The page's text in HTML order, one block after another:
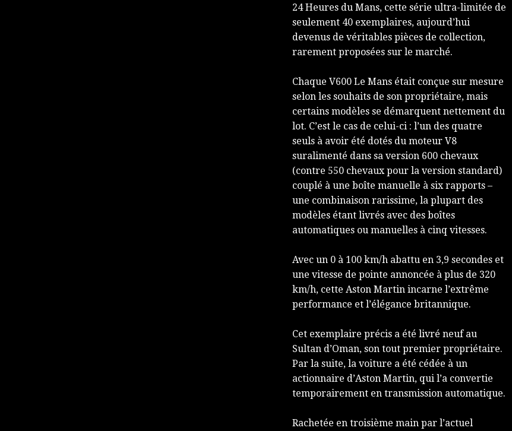
24 Heures du Mans, cette série ultra-limitée de
seulement 40 exemplaires, aujourd’hui
devenus de véritables pièces de collection,
rarement proposées sur le marché.
Chaque V600 Le Mans était conçue sur mesure
selon les souhaits de son propriétaire, mais
certains modèles se démarquent nettement du
lot. C’est le cas de celui-ci : l’un des quatre
seuls à avoir été dotés du moteur V8
suralimenté dans sa version 600 chevaux
(contre 550 chevaux pour la version standard)
couplé à une boîte manuelle à six rapports –
une combinaison rarissime, la plupart des
modèles étant livrés avec des boîtes
automatiques ou manuelles à cinq vitesses.
Avec un 0 à 100 km/h abattu en 3,9 secondes et
une vitesse de pointe annoncée à plus de 320
km/h, cette Aston Martin incarne l’extrême
performance et l’élégance britannique.
Cet exemplaire précis a été livré neuf au
Sultan d’Oman, son tout premier propriétaire.
Par la suite, la voiture a été cédée à un
actionnaire d’Aston Martin, qui l’a convertie
temporairement en transmission automatique.
Rachetée en troisième main par l’actuel